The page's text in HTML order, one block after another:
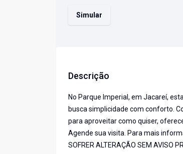
Simular
Descrição
No Parque Imperial, em Jacareí,
busca simplicidade com conforto.
para aproveitar como quiser,
Agende sua visita. Para mais
SOFRER ALTERAÇÃO SEM AVISO